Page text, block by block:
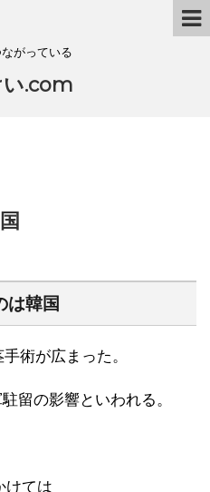
がっている
.com
は韓国
術が広まった。
留の影響といわれる。
けては